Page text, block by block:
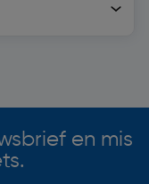
en mis